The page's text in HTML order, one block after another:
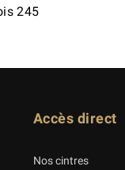
245
Accès direct
Nos cintres